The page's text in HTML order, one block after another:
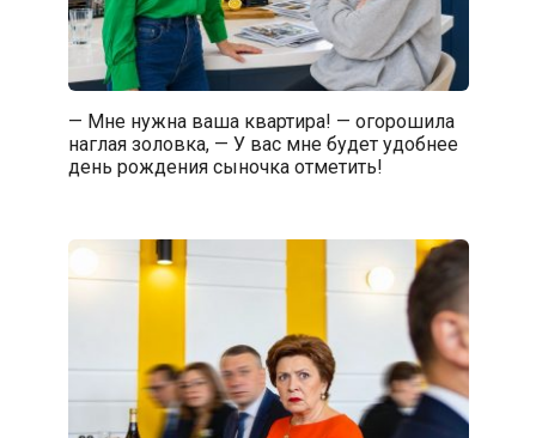
— Мне нужна ваша квартира! — огорошила
наглая золовка, — У вас мне будет удобнее
день рождения сыночка отметить!